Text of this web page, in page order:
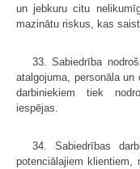
un jebkuru citu
mazinātu riskus, kas
33. Sabiedrība
atalgojuma, personāla
darbiniekiem tiek
iespējas.
34. Sabiedrības
potenciālajiem klientiem,